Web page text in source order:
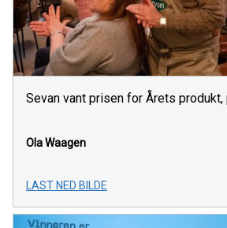
Sevan vant prisen for Årets produkt,
Ola Waagen
LAST NED BILDE